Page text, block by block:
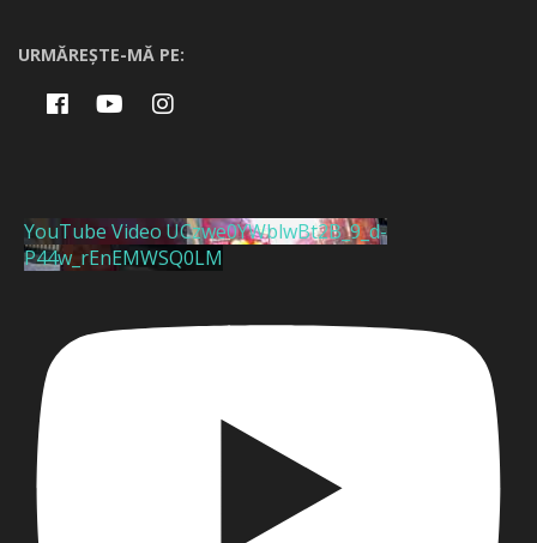
URMĂREȘTE-MĂ PE:
YouTube Video UCzwe0YWblwBt2B_9_d-
P44w_rEnEMWSQ0LM